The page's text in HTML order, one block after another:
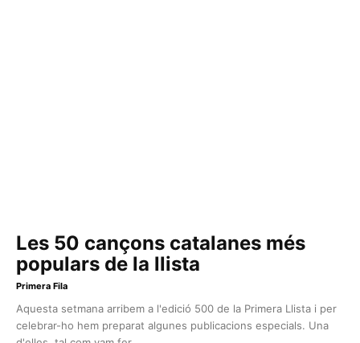
Les 50 cançons catalanes més
populars de la llista
Primera Fila
Aquesta setmana arribem a l'edició 500 de la Primera Llista i per
celebrar-ho hem preparat algunes publicacions especials. Una